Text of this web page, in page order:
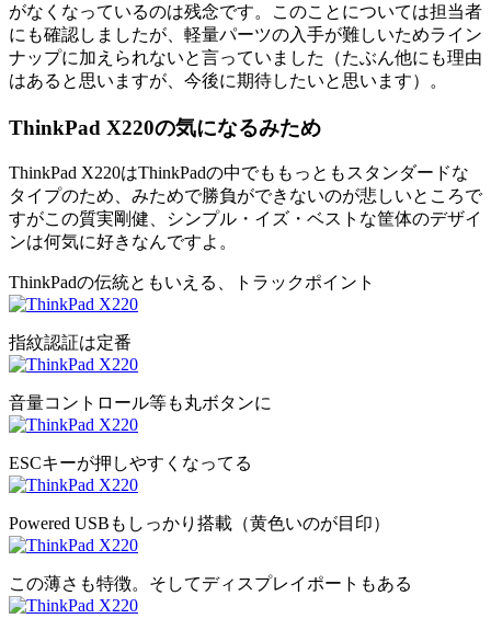
がなくなっているのは残念です。このことについては担当者
にも確認しましたが、軽量パーツの入手が難しいためライン
ナップに加えられないと言っていました（たぶん他にも理由
はあると思いますが、今後に期待したいと思います）。
ThinkPad X220の気になるみため
ThinkPad X220はThinkPadの中でももっともスタンダードな
タイプのため、みためで勝負ができないのが悲しいところで
すがこの質実剛健、シンプル・イズ・ベストな筐体のデザイ
ンは何気に好きなんですよ。
ThinkPadの伝統ともいえる、トラックポイント
指紋認証は定番
音量コントロール等も丸ボタンに
ESCキーが押しやすくなってる
Powered USBもしっかり搭載（黄色いのが目印）
この薄さも特徴。そしてディスプレイポートもある